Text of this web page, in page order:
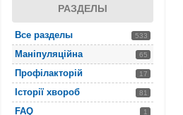
РАЗДЕЛЫ
533
Все разделы
65
Маніпуляційна
17
Профілакторій
81
Історії хвороб
1
FAQ